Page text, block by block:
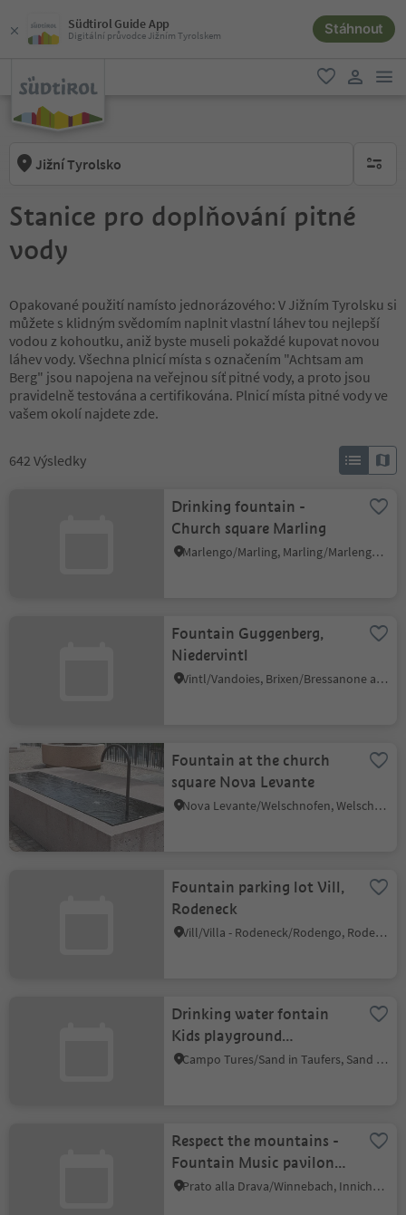
Südtirol Guide App
Digitální průvodce Jižním Tyrolskem Stáhnout
oblíbené
Jižní Tyrolsko brak
Stanice pro doplňování pitné
vody
Opakované použití namísto jednorázového: V Jižním Tyrolsku si
můžete s klidným svědomím naplnit vlastní láhev tou nejlepší
vodou z kohoutku, aniž byste museli pokaždé kupovat novou
láhev vody. Všechna plnicí místa s označením "Achtsam am
Berg" jsou napojena na veřejnou síť pitné vody, a proto jsou
pravidelně testována a certifikována. Plnicí místa pitné vody ve
vašem okolí najdete zde.
642 Výsledky
Drinking fountain -
Church square Marling
Marlengo/Marling, Marling/Marlengo, Meran/Merano and environs
Fountain Guggenberg,
Niedervintl
Vintl/Vandoies, Brixen/Bressanone and environs
Fountain at the church
square Nova Levante
Nova Levante/Welschnofen, Welschnofen/Nova Levante, Dolomites Region Eggental
Fountain parking lot Vill,
Rodeneck
Vill/Villa - Rodeneck/Rodengo, Rodeneck/Rodengo, Brixen/Bressanone and environs
Drinking water fontain
Kids playground
Wiesenhofstraße/Via
Campo Tures/Sand in Taufers, Sand in Taufers/Campo Tures, Ahrntal/Valle Aurina
Respect the mountains -
Fountain Music pavilon
San Candido
Prato alla Drava/Winnebach, Innichen/San Candido, Dolomites Region 3 Zinnen